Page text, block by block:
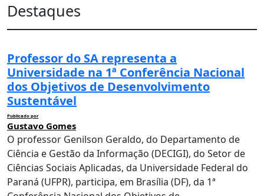
Destaques
Professor do SA representa a
Universidade na 1ª Conferência Nacional
dos Objetivos de Desenvolvimento
Sustentável
Publicado por
Gustavo Gomes
O professor Genilson Geraldo, do Departamento de
Ciência e Gestão da Informação (DECIGI), do Setor de
Ciências Sociais Aplicadas, da Universidade Federal do
Paraná (UFPR), participa, em Brasília (DF), da 1ª